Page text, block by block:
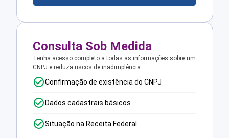
Consulta Sob Medida
Tenha acesso completo a todas as informações sobre um
CNPJ e reduza riscos de inadimplência.
Confirmação de existência do CNPJ
Dados cadastrais básicos
Situação na Receita Federal